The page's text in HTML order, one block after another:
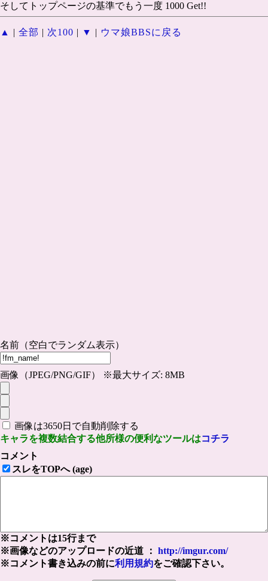
そしてトップページの基準でもう一度 1000 Get!!
▲ | 全部 | 次100 | ▼ | ウマ娘BBSに戻る
名前（空白でランダム表示）
画像（JPEG/PNG/GIF） ※最大サイズ: 8MB
画像は3650日で自動削除する
キャラを複数結合する他所様の便利なツールはコチラ
コメント
スレをTOPへ (age)
※コメントは15行まで
※画像などのアップロードの近道 ： http://imgur.com/
※コメント書き込みの前に利用規約をご確認下さい。